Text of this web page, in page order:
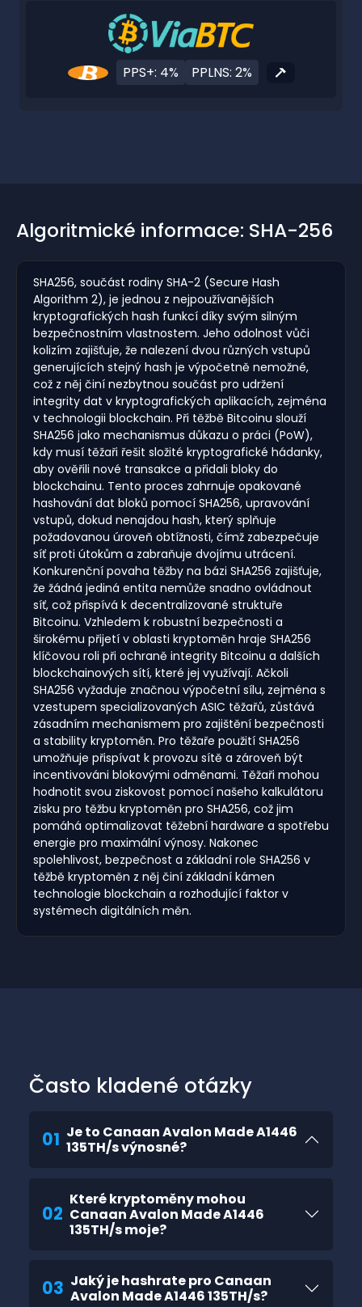
PPS+: 4% PPLNS: 2%
Algoritmické informace: SHA-256
SHA256, součást rodiny SHA-2 (Secure Hash
Algorithm 2), je jednou z nejpoužívanějších
kryptografických hash funkcí díky svým silným
bezpečnostním vlastnostem. Jeho odolnost vůči
kolizím zajišťuje, že nalezení dvou různých vstupů
generujících stejný hash je výpočetně nemožné,
což z něj činí nezbytnou součást pro udržení
integrity dat v kryptografických aplikacích, zejména
v technologii blockchain. Při těžbě Bitcoinu slouží
SHA256 jako mechanismus důkazu o práci (PoW),
kdy musí těžaři řešit složité kryptografické hádanky,
aby ověřili nové transakce a přidali bloky do
blockchainu. Tento proces zahrnuje opakované
hashování dat bloků pomocí SHA256, upravování
vstupů, dokud nenajdou hash, který splňuje
požadovanou úroveň obtížnosti, čímž zabezpečuje
síť proti útokům a zabraňuje dvojímu utrácení.
Konkurenční povaha těžby na bázi SHA256 zajišťuje,
že žádná jediná entita nemůže snadno ovládnout
síť, což přispívá k decentralizované struktuře
Bitcoinu. Vzhledem k robustní bezpečnosti a
širokému přijetí v oblasti kryptoměn hraje SHA256
klíčovou roli při ochraně integrity Bitcoinu a dalších
blockchainových sítí, které jej využívají. Ačkoli
SHA256 vyžaduje značnou výpočetní sílu, zejména s
vzestupem specializovaných ASIC těžařů, zůstává
zásadním mechanismem pro zajištění bezpečnosti
a stability kryptoměn. Pro těžaře použití SHA256
umožňuje přispívat k provozu sítě a zároveň být
incentivováni blokovými odměnami. Těžaři mohou
hodnotit svou ziskovost pomocí našeho kalkulátoru
zisku pro těžbu kryptoměn pro SHA256, což jim
pomáhá optimalizovat těžební hardware a spotřebu
energie pro maximální výnosy. Nakonec
spolehlivost, bezpečnost a základní role SHA256 v
těžbě kryptoměn z něj činí základní kámen
technologie blockchain a rozhodující faktor v
systémech digitálních měn.
Často kladené otázky
01 Je to Canaan Avalon Made A1446
135TH/s výnosné?
02
Které kryptoměny mohou
Canaan Avalon Made A1446
135TH/s moje?
03 Jaký je hashrate pro Canaan
Avalon Made A1446 135TH/s?